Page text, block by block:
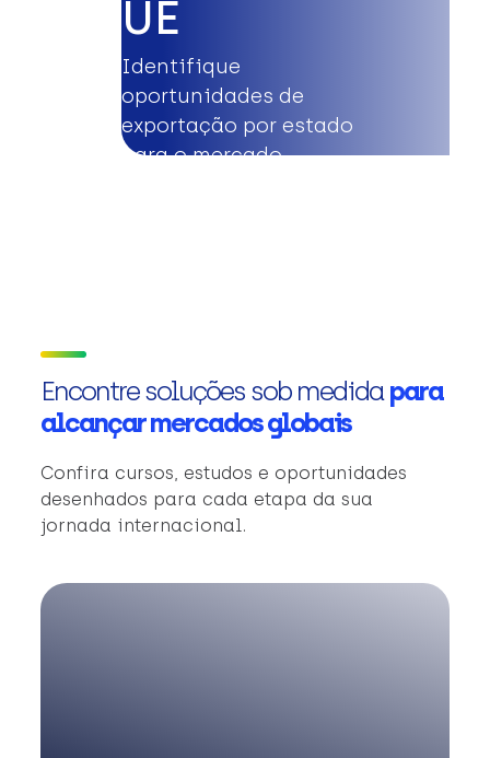
UE
Identifique
oportunidades de
exportação por estado
para o mercado
Encontre soluções sob medidapara
alcançar mercados globais
Confira cursos, estudos e oportunidades
desenhados para cada etapa da sua
jornada internacional.